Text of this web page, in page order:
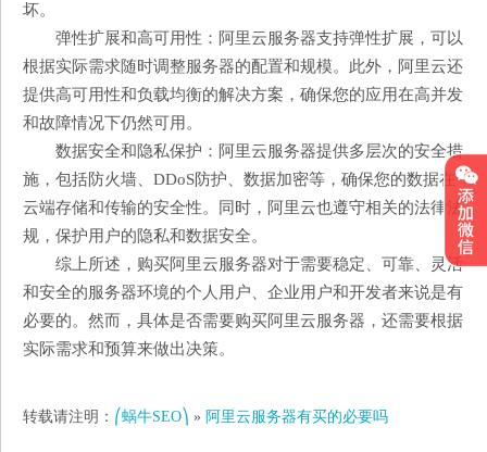
坏。
弹性扩展和高可用性：阿里云服务器支持弹性扩展，可以
根据实际需求随时调整服务器的配置和规模。此外，阿里云还
提供高可用性和负载均衡的解决方案，确保您的应用在高并发
和故障情况下仍然可用。
数据安全和隐私保护：阿里云服务器提供多层次的安全措
施，包括防火墙、DDoS防护、数据加密等，确保您的数据在
云端存储和传输的安全性。同时，阿里云也遵守相关的法律法
规，保护用户的隐私和数据安全。
综上所述，购买阿里云服务器对于需要稳定、可靠、灵活
和安全的服务器环境的个人用户、企业用户和开发者来说是有
必要的。然而，具体是否需要购买阿里云服务器，还需要根据
实际需求和预算来做出决策。
转载请注明： ⎛蜗牛SEO⎞ » 阿里云服务器有买的必要吗